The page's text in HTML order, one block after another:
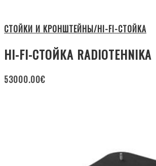
СТОЙКИ И КРОНШТЕЙНЫ/HI-FI-СТОЙКА
HI-FI-СТОЙКА RADIOTEHNIKA
53000.00€